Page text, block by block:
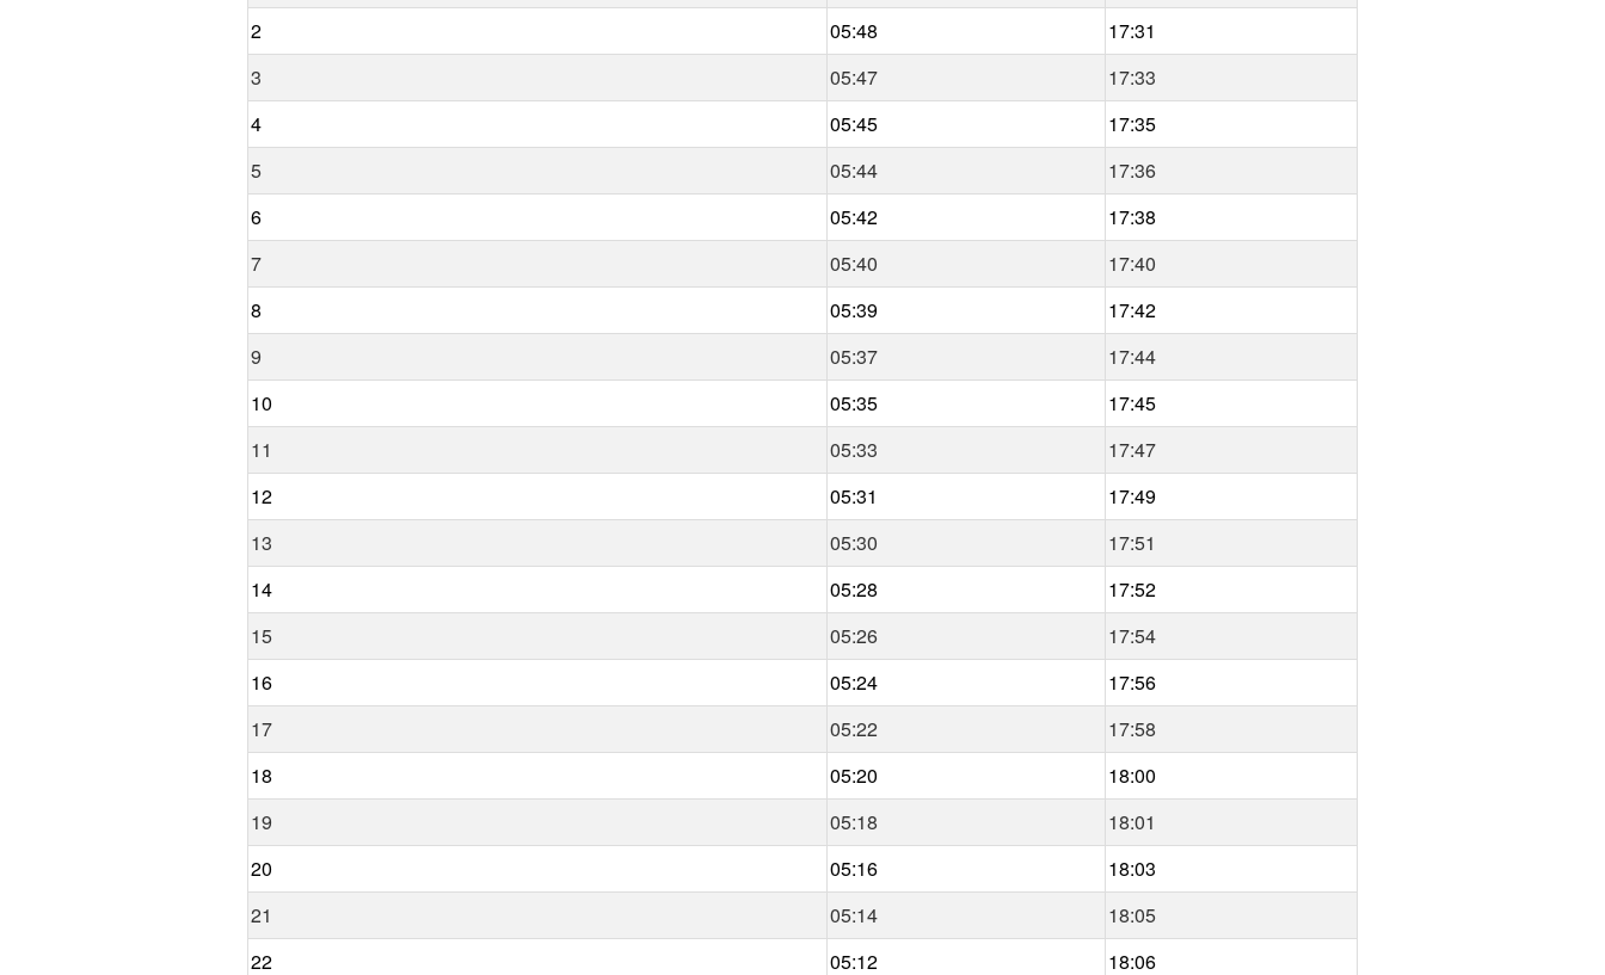
2
05:48
17:31
3
05:47
17:33
4
05:45
17:35
5
05:44
17:36
6
05:42
17:38
7
05:40
17:40
8
05:39
17:42
9
05:37
17:44
10
05:35
17:45
11
05:33
17:47
12
05:31
17:49
13
05:30
17:51
14
05:28
17:52
15
05:26
17:54
16
05:24
17:56
17
05:22
17:58
18
05:20
18:00
19
05:18
18:01
20
05:16
18:03
21
05:14
18:05
22
05:12 18:06